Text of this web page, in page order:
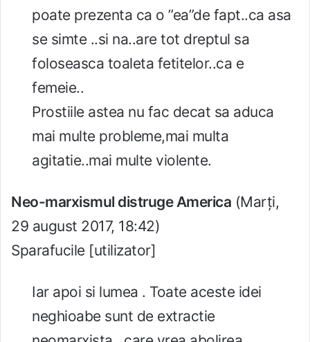
poate prezenta ca o ”ea”de fapt..ca asa
se simte ..si na..are tot dreptul sa
foloseasca toaleta fetitelor..ca e
femeie..
Prostiile astea nu fac decat sa aduca
mai multe probleme,mai multa
agitatie..mai multe violente.
Neo-marxismul distruge America (Marți,
29 august 2017, 18:42)
Sparafucile [utilizator]
Iar apoi si lumea . Toate aceste idei
neghioabe sunt de extractie